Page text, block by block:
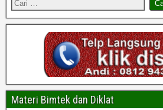
Materi Bimtek dan Diklat